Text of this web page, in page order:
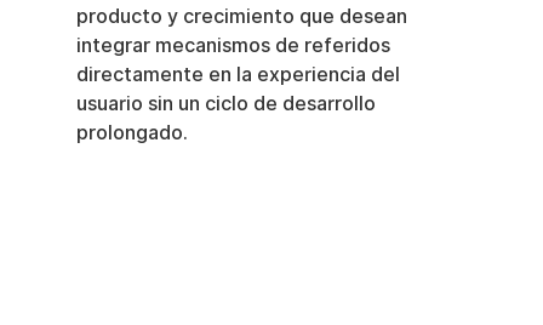
producto y crecimiento que desean
integrar mecanismos de referidos
directamente en la experiencia del
usuario sin un ciclo de desarrollo
prolongado.